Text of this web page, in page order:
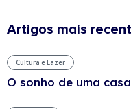
Artigos mais
Cultura e Lazer
O sonho de uma